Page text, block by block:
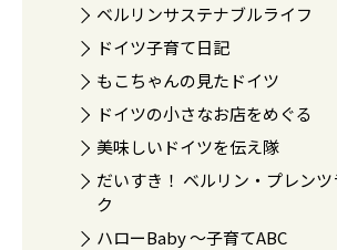
ベルリンサステナブルライフ
ドイツ子育て日記
もこちゃんの見たドイツ
ドイツの小さなお店をめぐる
美味しいドイツを伝え隊
だいすき！ ベルリン・プレンツ
ク
ハローBaby 〜子育てABC